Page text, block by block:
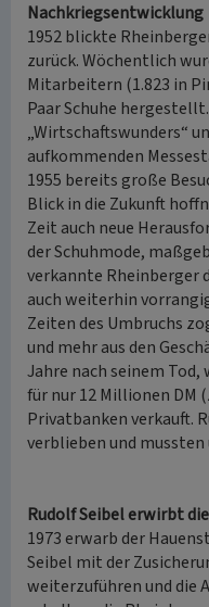
Nachkriegsentwicklung
1952 blickte
zurück. Wöchentlich
Mitarbeitern (1.823 in
Paar Schuhe
„Wirtschaftswunders“
aufkommenden
1955 bereits große
Blick in die Zukunft
Zeit auch neue
der Schuhmode,
verkannte Rheinberger
auch weiterhin
Zeiten des Umbruchs
und mehr aus den
Jahre nach seinem
für nur 12 Millionen DM
Privatbanken verkauft.
verblieben und
Rudolf Seibel erwirbt
1973 erwarb der
Seibel mit der
weiterzuführen und die